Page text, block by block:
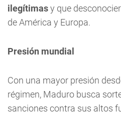
ilegítimasy que
de América y Europa.
Presión mundial
Con una mayor presión
régimen, Maduro busca
sanciones contra sus altos